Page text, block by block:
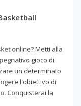
online? Metti alla
gioco di
un determinato
l'obiettivo di
Conquisterai la